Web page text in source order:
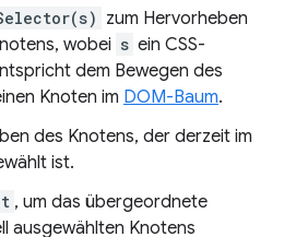
zum Hervorheben
wobei s ein CSS-
dem Bewegen des
Knoten im DOM-Baum.
des Knotens, der derzeit im
ist.
, um das übergeordnete
ausgewählten Knotens